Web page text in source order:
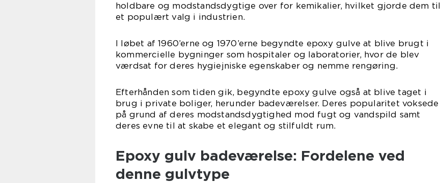
holdbare og modstandsdygtige over for kemikalier, hvilket gjorde dem til
et populært valg i industrien.
I løbet af 1960’erne og 1970’erne begyndte epoxy gulve at blive brugt i
kommercielle bygninger som hospitaler og laboratorier, hvor de blev
værdsat for deres hygiejniske egenskaber og nemme rengøring.
Efterhånden som tiden gik, begyndte epoxy gulve også at blive taget i
brug i private boliger, herunder badeværelser. Deres popularitet voksede
på grund af deres modstandsdygtighed mod fugt og vandspild samt
deres evne til at skabe et elegant og stilfuldt rum.
Epoxy gulv badeværelse: Fordelene ved
denne gulvtype